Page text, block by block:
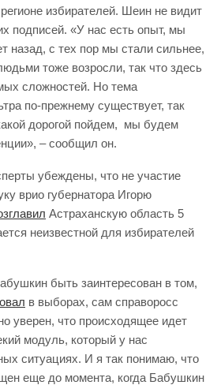
избирателей. Шеин не видит
подписей. «У нас есть опыт, мы
назад, с тех пор мы стали сильнее,
тоже возросли, так что здесь
сложностей. Но тема
по-прежнему существует, так
дорогой пойдем, мы будем
– сообщил он.
убеждены, что не участие
врио губернатора Игорю
Астраханскую область 5
неизвестной для избирателей
быть заинтересован в том,
в выборах, сам справоросс
уверен, что происходящее идет
модуль, который у нас
ситуациях. И я так понимаю, что
еще до момента, когда Бабушкин